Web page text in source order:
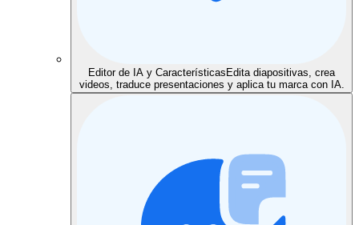
Editor de IA y Características Edita diapositivas, crea
videos, traduce presentaciones y aplica tu marca con IA.